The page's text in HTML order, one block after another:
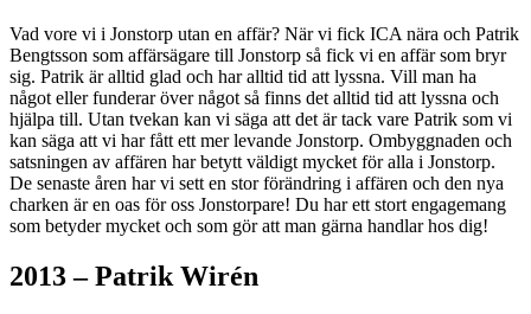
Vad vore vi i Jonstorp utan en affär? När vi fick ICA nära och Patrik
Bengtsson som affärsägare till Jonstorp så fick vi en affär som bryr
sig. Patrik är alltid glad och har alltid tid att lyssna. Vill man ha
något eller funderar över något så finns det alltid tid att lyssna och
hjälpa till. Utan tvekan kan vi säga att det är tack vare Patrik som vi
kan säga att vi har fått ett mer levande Jonstorp. Ombyggnaden och
satsningen av affären har betytt väldigt mycket för alla i Jonstorp.
De senaste åren har vi sett en stor förändring i affären och den nya
charken är en oas för oss Jonstorpare! Du har ett stort engagemang
som betyder mycket och som gör att man gärna handlar hos dig!
2013 – Patrik Wirén